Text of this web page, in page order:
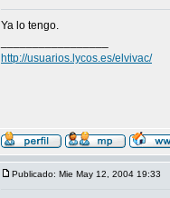
Ya lo tengo.
http://usuarios.lycos.es/elvivac/
Publicado: Mie May 12, 2004 19:33